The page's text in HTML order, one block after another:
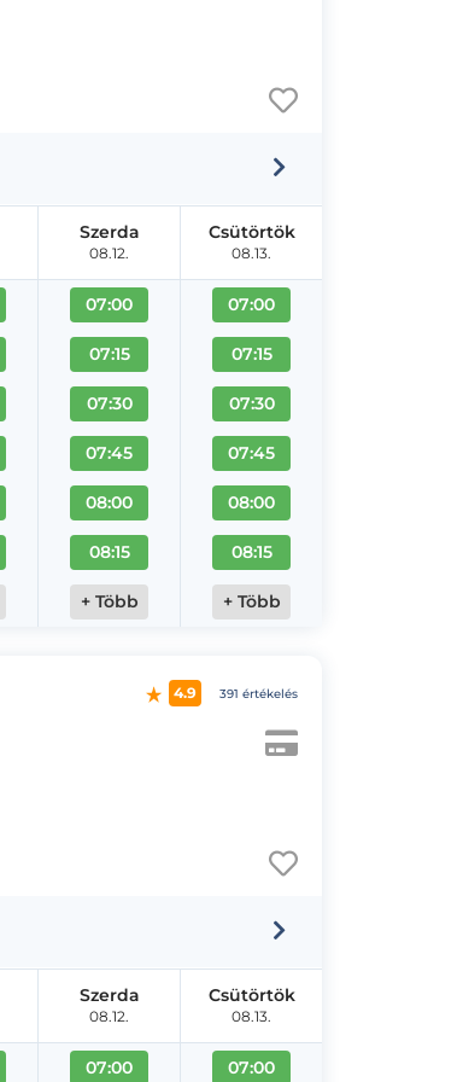
Szerda
08.12.
07:00
07:15
07:30
07:45
08:00
08:15
+ Több
Csütörtök
08.13.
07:00
07:15
07:30
07:45
08:00
08:15
+ Több
4.9 391 értékelés
Szerda
08.12.
07:00
Csütörtök
08.13.
07:00